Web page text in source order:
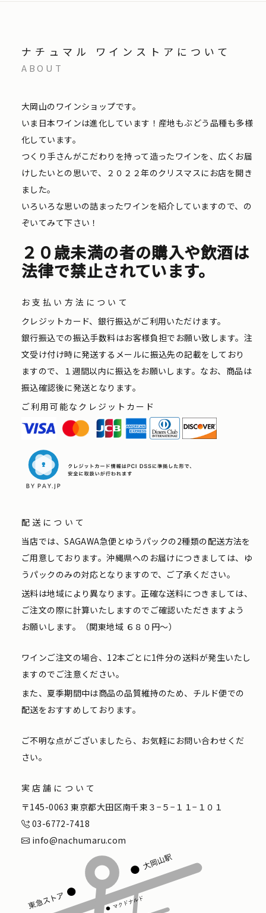
ナチュマル ワインストアについて
ABOUT
大岡山のワインショップです。
いま日本ワインは進化しています！産地もぶどう品種も多様
化しています。
つくり手さんがこだわりを持って造ったワインを、広くお届
けしたいとの思いで、２０２２年のクリスマスにお店を開き
ました。
いろいろな思いの詰まったワインを紹介していますので、の
ぞいてみて下さい！
２０歳未満の者の購入や飲酒は
法律で禁止されています。
お支払い方法について
クレジットカード、銀行振込がご利用いただけます。
銀行振込での振込手数料はお客様負担でお願い致します。注
文受け付け時に発送するメールに振込先の記載をしており
ますので、１週間以内に振込をお願いします。なお、商品は
振込確認後に発送となります。
ご利用可能なクレジットカード
配送について
当店では、SAGAWA急便とゆうパックの2種類の配送方法を
ご用意しております。沖縄県へのお届けにつきましては、ゆ
うパックのみの対応となりますので、ご了承ください。
送料は地域により異なります。正確な送料につきましては、
ご注文の際に計算いたしますのでご確認いただきますよう
お願いします。（関東地域 ６８０円〜）
ワインご注文の場合、12本ごとに1件分の送料が発生いたし
ますのでご注意ください。
また、夏季期間中は商品の品質維持のため、チルド便での
配送をおすすめしております。
ご不明な点がございましたら、お気軽にお問い合わせくだ
さい。
実店舗について
〒145-0063 東京都大田区南千束３−５−１１−１０１
03-6772-7418
info@nachumaru.com